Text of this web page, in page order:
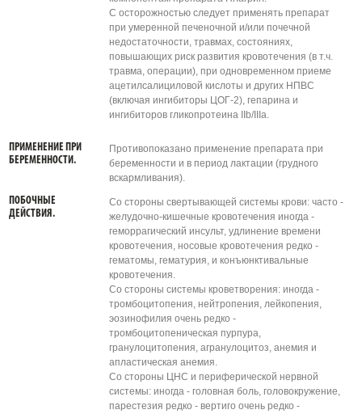
С осторожностью следует применять препарат
при умеренной печеночной и/или почечной
недостаточности, травмах, состояниях,
повышающих риск развития кровотечения (в т.ч.
травма, операции), при одновременном приеме
ацетилсалициловой кислоты и других НПВС
(включая ингибиторы ЦОГ-2), гепарина и
ингибиторов гликопротеина IIb/IIIa.
ПРИМЕНЕНИЕ ПРИ
БЕРЕМЕННОСТИ.
Противопоказано применение препарата при
беременности и в период лактации (грудного
вскармливания).
ПОБОЧНЫЕ
ДЕЙСТВИЯ.
Со стороны свертывающей системы крови: часто -
желудочно-кишечные кровотечения иногда -
геморрагический инсульт, удлинение времени
кровотечения, носовые кровотечения редко -
гематомы, гематурия, и конъюнктивальные
кровотечения.
Со стороны системы кроветворения: иногда -
тромбоцитопения, нейтропения, лейкопения,
эозинофилия очень редко -
тромбоцитопеническая пурпура,
гранулоцитопения, агранулоцитоз, анемия и
апластическая анемия.
Со стороны ЦНС и периферической нервной
системы: иногда - головная боль, головокружение,
парестезия редко - вертиго очень редко -